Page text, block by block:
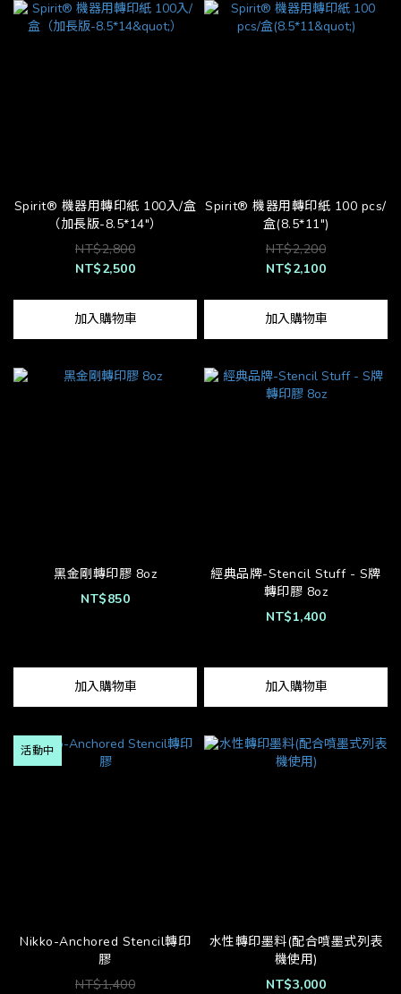
Spirit® 機器用轉印紙 100入/盒
（加長版-8.5*14"）
NT$2,800
NT$2,500
加入購物車
Spirit® 機器用轉印紙 100 pcs/
盒(8.5*11")
NT$2,200
NT$2,100
加入購物車
黑金剛轉印膠 8oz
NT$850
加入購物車
經典品牌-Stencil Stuff - S牌
轉印膠 8oz
NT$1,400
加入購物車
活動中
Nikko-Anchored Stencil轉印
膠
NT$1,400
水性轉印墨料(配合噴墨式列表
機使用)
NT$3,000